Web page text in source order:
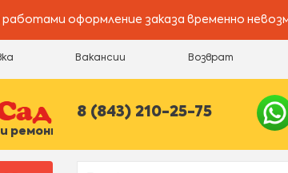
работами оформление заказа временно
Вакансии Возврат
ремонта
8 (843) 210-25-75